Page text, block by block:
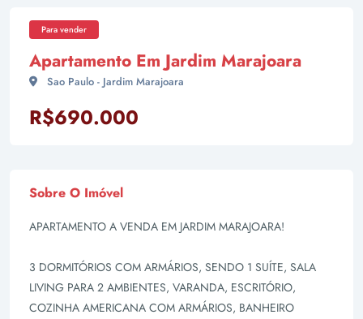
Para vender
Apartamento Em Jardim Marajoara
Sao Paulo - Jardim Marajoara
R$690.000
Sobre O Imóvel
APARTAMENTO A VENDA EM JARDIM MARAJOARA!
3 DORMITÓRIOS COM ARMÁRIOS, SENDO 1 SUÍTE, SALA
LIVING PARA 2 AMBIENTES, VARANDA, ESCRITÓRIO,
COZINHA AMERICANA COM ARMÁRIOS, BANHEIRO